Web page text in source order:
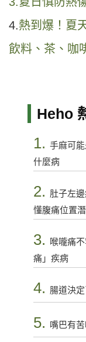
4.熱到爆！夏
飲料、茶、咖
Heho
1. 手麻可
什麼病
2. 肚子左
懂腹痛位置
3.
喉嚨痛
痛」疾病
4. 腸道決
5. 嘴巴有